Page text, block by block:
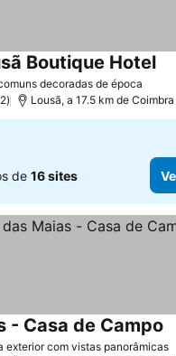
decoradas de época
Boutique Hotel
Lousã, a 17.5 km de Coimbra
de 16 sites
exterior com vistas panorâmicas
- Casa de Campo